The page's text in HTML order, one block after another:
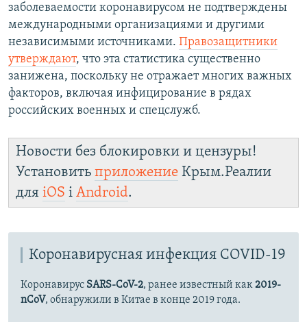
заболеваемости коронавирусом не подтверждены
международными организациями и другими
независимыми источниками. Правозащитники
утверждают, что эта статистика существенно
занижена, поскольку не отражает многих важных
факторов, включая инфицирование в рядах
российских военных и спецслужб.
Новости без блокировки и цензуры!
Установить приложение Крым.Реалии
для iOS і Android.
Коронавирусная инфекция COVID-19
Коронавирус SARS-CoV-2, ранее известный как2019-
nCoV, обнаружили в Китае в конце 2019 года.